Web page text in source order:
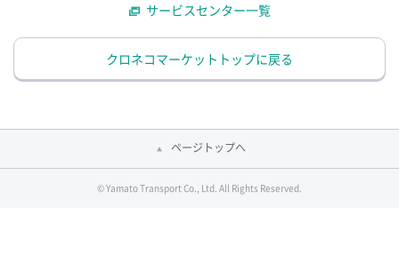
サービスセンター一覧
クロネコマーケットトップに戻る
ページトップへ
© Yamato Transport Co., Ltd. All Rights Reserved.